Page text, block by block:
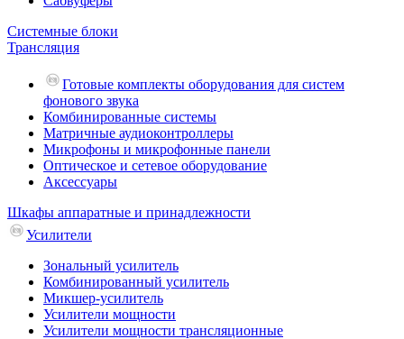
Системные блоки
Трансляция
Готовые комплекты оборудования для систем
фонового звука
Комбинированные системы
Матричные аудиоконтроллеры
Микрофоны и микрофонные панели
Оптическое и сетевое оборудование
Аксессуары
Шкафы аппаратные и принадлежности
Усилители
Зональный усилитель
Комбинированный усилитель
Микшер-усилитель
Усилители мощности
Усилители мощности трансляционные